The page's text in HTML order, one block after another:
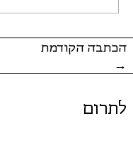
לתרום
הכתבה הקודמת
→